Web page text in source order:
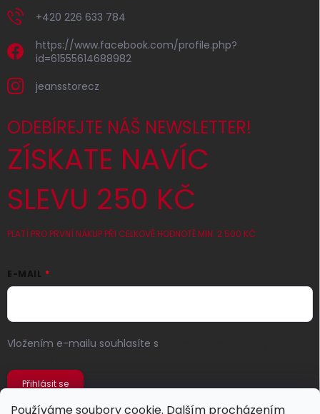
Používáme soubory cookie. Dalším procházením
+420 226 633 784
https://www.facebook.com/profile.php?
id=61555614688982
jeansstorecz
ODEBÍREJTE NÁŠ NEWSLETTER!
ZÍSKATE NAVÍC
SLEVU 250 KČ
PLATÍ PRO PRVNÍ NÁKUP PŘI CELKOVÉ HODNOTĚ MIN. 2 500 KČ
E-MAIL
Vložením e-mailu souhlasíte s
Přihlásit se